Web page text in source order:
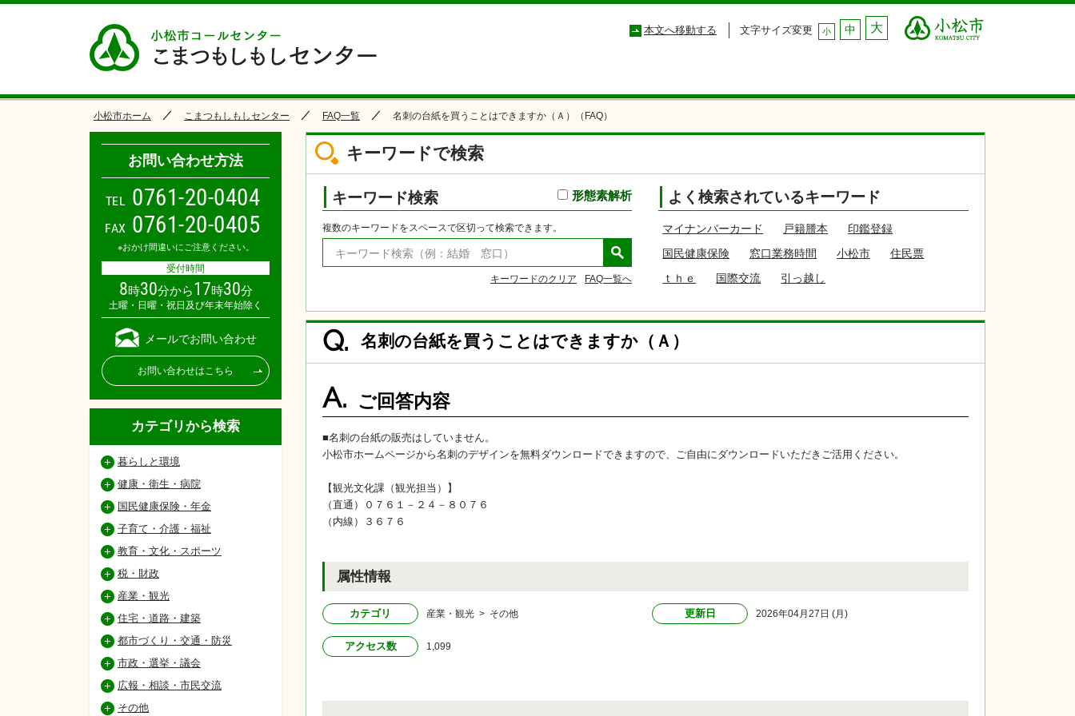
本文へ移動する 文字サイズ変更 小 中 大
小松市ホーム こまつもしもしセンター FAQ一覧 名刺の台紙を買うことはできますか（Ａ）（FAQ）
キーワードで検索
キーワード検索 形態素解析
複数のキーワードをスペースで区切って検索できます。
キーワードのクリア FAQ一覧へ
よく検索されているキーワード
マイナンバーカード 戸籍謄本
印鑑登録
国民健康保険
窓口業務時間 小松市
住民票
ｔｈｅ
国際交流 引っ越し
Q. 名刺の台紙を買うことはできますか（Ａ）
A. ご回答内容
■名刺の台紙の販売はしていません。
小松市ホームページから名刺のデザインを無料ダウンロードできますので、ご自由にダウンロードいただきご活用ください。
【観光文化課（観光担当）】
（直通）０７６１－２４－８０７６
（内線）３６７６
属性情報
カテゴリ 産業・観光 > その他 更新日 2026年04月27日 (月)
アクセス数 1,099
お問い合わせ方法
TEL 0761-20-0404
FAX 0761-20-0405
※おかけ間違いにご注意ください。
受付時間
8時30分から17時30分
土曜・日曜・祝日及び年末年始除く
メールでお問い合わせ
お問い合わせはこちら
カテゴリから検索
暮らしと環境
健康・衛生・病院
国民健康保険・年金
子育て・介護・福祉
教育・文化・スポーツ
税・財政
産業・観光
住宅・道路・建築
都市づくり・交通・防災
市政・選挙・議会
広報・相談・市民交流
その他